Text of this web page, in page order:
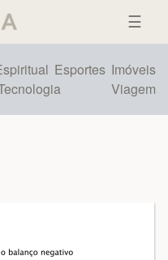
☰
Esportes Imóveis
Viagem